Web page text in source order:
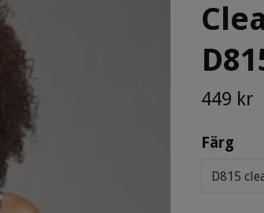
449 kr
Färg
D815